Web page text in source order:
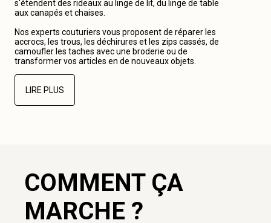
s‘étendent des rideaux au linge de lit, du linge de table
aux canapés et chaises.
Nos experts couturiers vous proposent de réparer les
accrocs, les trous, les déchirures et les zips cassés, de
camoufler les taches avec une broderie ou de
transformer vos articles en de nouveaux objets.
LIRE PLUS
COMMENT ÇA
MARCHE ?